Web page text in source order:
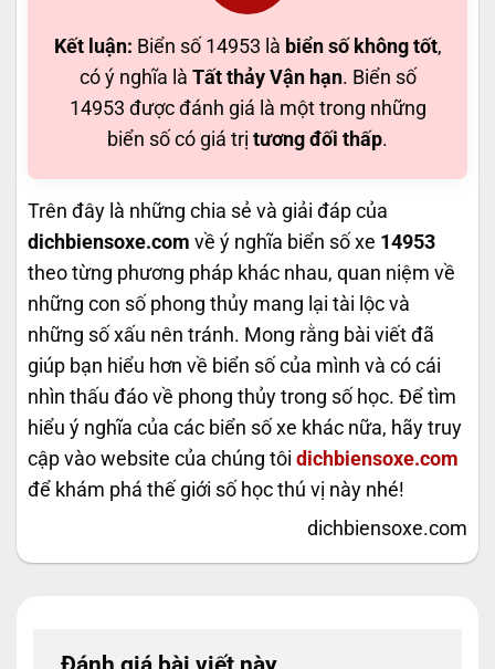
Kết luận: Biển số 14953 là biển số không tốt,
có ý nghĩa là Tất thảy Vận hạn. Biển số
14953 được đánh giá là một trong những
biển số có giá trị tương đối thấp.
Trên đây là những chia sẻ và giải đáp của
dichbiensoxe.com về ý nghĩa biển số xe 14953
theo từng phương pháp khác nhau, quan niệm về
những con số phong thủy mang lại tài lộc và
những số xấu nên tránh. Mong rằng bài viết đã
giúp bạn hiểu hơn về biển số của mình và có cái
nhìn thấu đáo về phong thủy trong số học. Để tìm
hiểu ý nghĩa của các biển số xe khác nữa, hãy truy
cập vào website của chúng tôi dichbiensoxe.com
để khám phá thế giới số học thú vị này nhé!
dichbiensoxe.com